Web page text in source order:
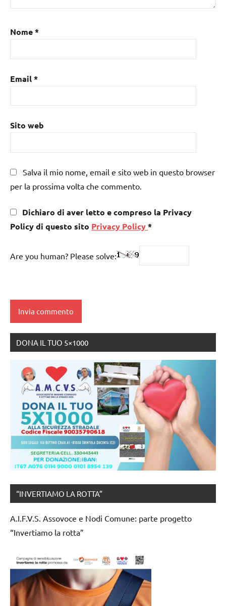
Nome*
Email*
Sito web
Salva il mio nome, email e sito web in questo browser
per la prossima volta che commento.
Dichiaro di aver letto e compreso la Privacy
Policy di questo sito Privacy Policy*
Are you human? Please solve:
DONA IL TUO 5×1000
“INVERTIAMO LA ROTTA”
A.I.F.V.S. Assovoce e Nodi Comune: parte progetto
“Invertiamo la rotta”